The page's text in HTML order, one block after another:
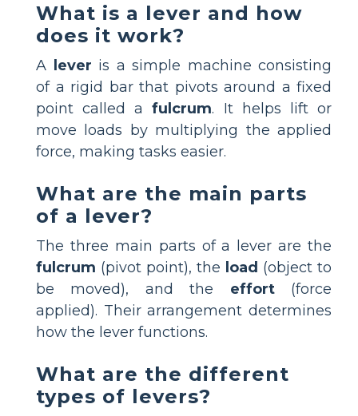
What is a lever and how
does it work?
A lever is a simple machine consisting
of a rigid bar that pivots around a fixed
point called afulcrum. It helps lift or
move loads by multiplying the applied
force, making tasks easier.
What are the main parts
of a lever?
The three main parts of a lever are the
fulcrum (pivot point), the load (object to
be moved), and the effort(force
applied). Their arrangement determines
how the lever functions.
What are the different
types of levers?